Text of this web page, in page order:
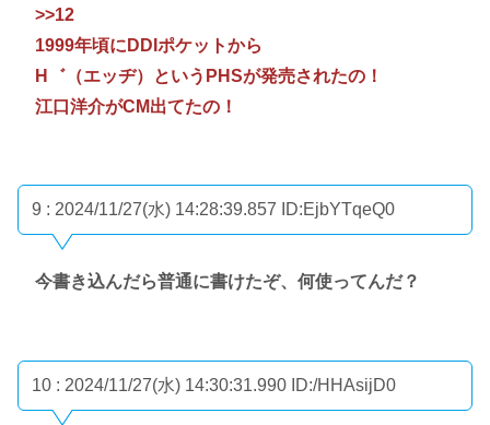
>>12
1999年頃にDDIポケットから
H゛（エッヂ）というPHSが発売されたの！
江口洋介がCM出てたの！
9 : 2024/11/27(水) 14:28:39.857 ID:EjbYTqeQ0
今書き込んだら普通に書けたぞ、何使ってんだ？
10 : 2024/11/27(水) 14:30:31.990 ID:/HHAsijD0